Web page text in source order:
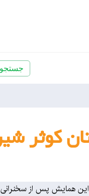
کوثر
این همایش پس از